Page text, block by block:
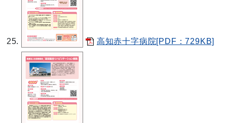
高知赤十字病院[PDF：729KB]